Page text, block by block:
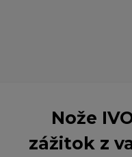
Nože
zážitok z